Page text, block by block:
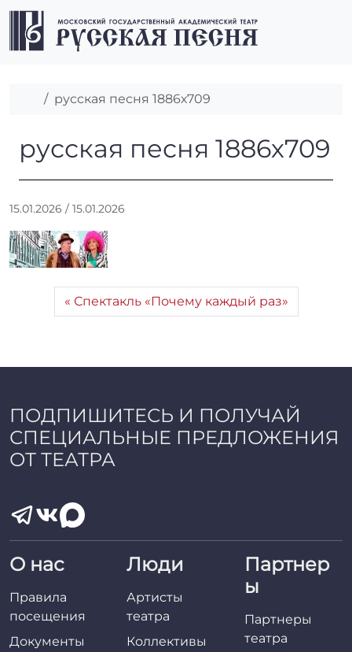
Перейти к содержимому
Перейти к футеру
Главная
русская песня 1886х709
русская песня 1886х709
русская песня 1886х709
15.01.2026 / 15.01.2026
:
А
с
и
я
а
Спектакль «Почему каждый раз»
ПОДПИШИТЕСЬ И ПОЛУЧАЙ
СПЕЦИАЛЬНЫЕ ПРЕДЛОЖЕНИЯ
ОТ ТЕАТРА
О нас
Правила
посещения
Документы
Люди
Артисты
театра
Коллективы
Партнер
ы
Партнеры
театра